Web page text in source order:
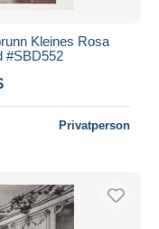
Kleines Rosa
#SBD552
Privatperson